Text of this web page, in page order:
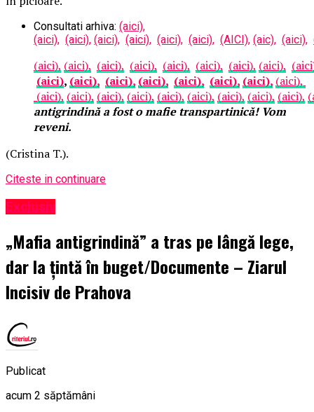
Consultati arhiva: (aici),
(aici), (aici), (aici), (aici), (aici), (aici), (AICI), (aic), (aici),
(aici), (aici), (aici), (aici), (aici), (aici), (aici), (aici),
(aici), (aici), (aici), (aici), (aici), (aici), (aici), (aici),
(aici), (aici), (aici), (aici), (aici), (aici), (aici), (aici), (aici),
antigrindină a fost o mafie transpartinică! Vom
reveni.
(Cristina T.).
Citeste in continuare
Exclusiv
„Mafia antigrindină” a tras pe lângă lege,
dar la țintă în buget/Documente – Ziarul
Incisiv de Prahova
Publicat
acum 2 săptămâni